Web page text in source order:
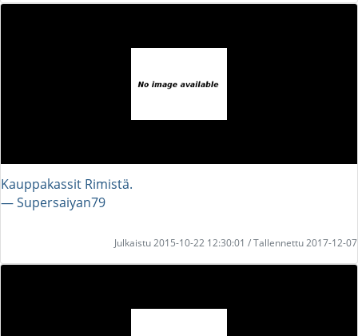
Kauppakassit Rimistä.
― Supersaiyan79
Julkaistu 2015-10-22 12:30:01 / Tallennettu 2017-12-07